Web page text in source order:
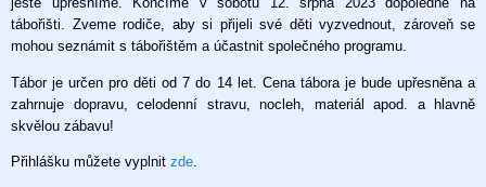
tábořišti. Zveme rodiče, aby si přijeli své děti vyzvednout, zároveň se
mohou seznámit s tábořištěm a účastnit společného programu.
Tábor je určen pro děti od 7 do 14 let. Cena tábora je bude upřesněna a
zahrnuje dopravu, celodenní stravu, nocleh, materiál apod. a hlavně
skvělou zábavu!
Přihlášku můžete vyplnit zde.